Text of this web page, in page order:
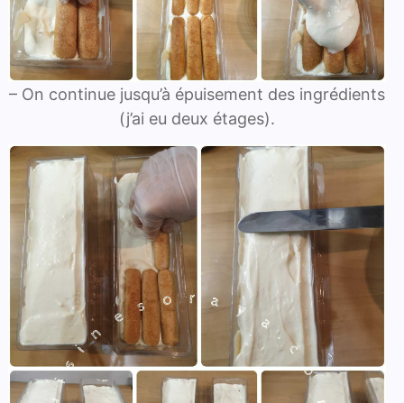
– On continue jusqu’à épuisement des ingrédients
(j’ai eu deux étages).